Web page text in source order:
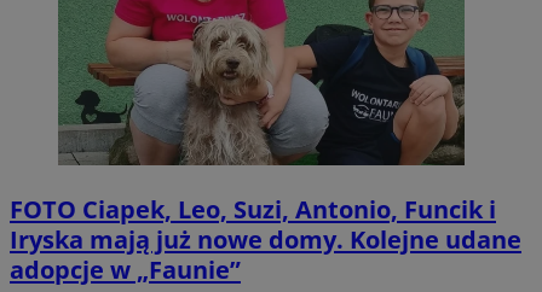
FOTO Ciapek, Leo, Suzi, Antonio, Funcik i
Iryska mają już nowe domy. Kolejne udane
adopcje w „Faunie”